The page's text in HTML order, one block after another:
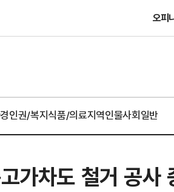
오피
인권/복지식품/의료지역인물사회일반
가차도 철거 공